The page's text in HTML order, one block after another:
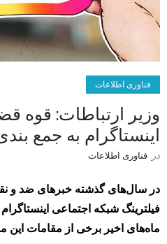
فناوری اطلاعات
وزیر ارتباطات: قوه
اینستاگرام به جمع‌
در فناوری اطلاعات
در سال‌های گذشته خبرهای ضد و
فیلترینگ شبکه اجتماعی
ماه‌های اخیر برخی از مقامات این